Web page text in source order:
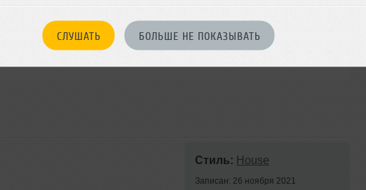
СЛУШАТЬ БОЛЬШЕ НЕ ПОКАЗЫВАТЬ
Mix)
Remix)
Mix)
Стиль: House
Записан: 26 ноября 2021